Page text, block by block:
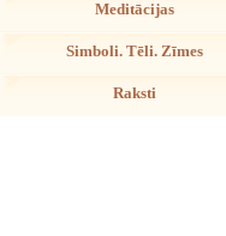
Meditācijas
Simboli. Tēli. Zīmes
Raksti